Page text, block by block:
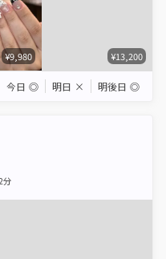
¥9,980 ¥13,200
今日 ◎ 明日 × 明後日 ◎
分